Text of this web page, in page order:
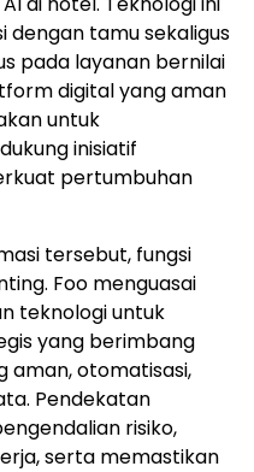
tamu sekaligus
pada layanan bernilai
digital yang aman
untuk
inisiatif
pertumbuhan
tersebut, fungsi
Foo menguasai
teknologi untuk
yang berimbang
aman, otomatisasi,
Pendekatan
risiko,
serta memastikan